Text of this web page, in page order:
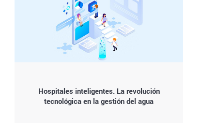
Hospitales inteligentes. La revolución
tecnológica en la gestión del agua